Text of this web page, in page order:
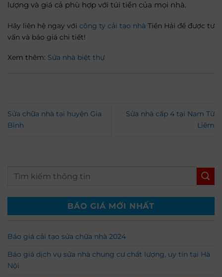
lượng và giá cả phù hợp với túi tiền của mọi nhà.
Hãy liên hệ ngay với công ty cải tạo nhà Tiền Hải để được tư
vấn và báo giá chi tiết!
Xem thêm: Sửa nhà biệt thự
Sửa chữa nhà tại huyện Gia
Bình
Sửa nhà cấp 4 tại Nam Từ
Liêm
BÁO GIÁ MỚI NHẤT
Báo giá cải tạo sửa chữa nhà 2024
Báo giá dịch vụ sửa nhà chung cư chất lượng, uy tín tại Hà
Nội